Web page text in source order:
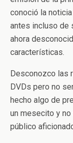
conoció la
antes incluso de
ahora
características.
Desconozco las
DVDs pero no
hecho algo de
un mesecito y
público